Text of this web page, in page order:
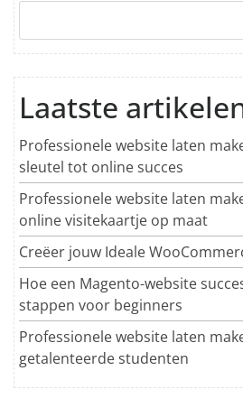
Laatste
Professionele website laten
sleutel tot online succes
Professionele website laten
online visitekaartje op maat
Creëer jouw Ideale
Hoe een Magento-website
stappen voor beginners
Professionele website laten
getalenteerde studenten